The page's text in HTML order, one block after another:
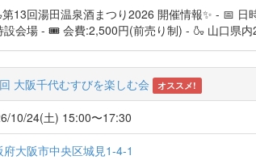
13回湯田温泉酒まつり2026 開催情報✨ - 📅
設会場 - 🎟 会費:2,500円(前売り制) - 🍶 山口県
大阪千代むすびを楽しむ会 オススメ!
10/24(土) 15:00〜17:30
府大阪市中央区城見1-4-1